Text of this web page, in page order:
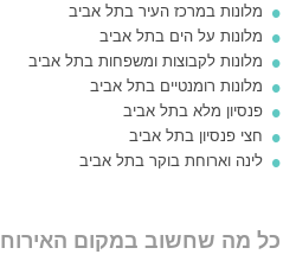
מלונות במרכז העיר בתל אביב
מלונות על הים בתל אביב
מלונות לקבוצות ומשפחות בתל אביב
מלונות רומנטיים בתל אביב
פנסיון מלא בתל אביב
חצי פנסיון בתל אביב
לינה וארוחת בוקר בתל אביב
כל מה שחשוב במקום האירוח